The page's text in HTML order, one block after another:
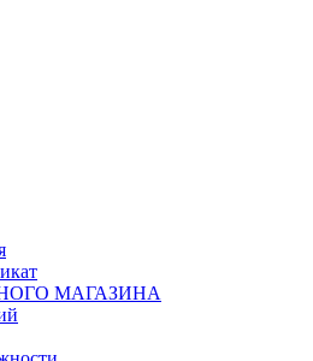
МАГАЗИНА